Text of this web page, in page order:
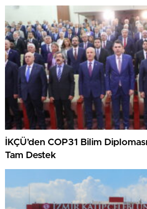
İKÇÜ’den COP31 Bilim
Tam Destek